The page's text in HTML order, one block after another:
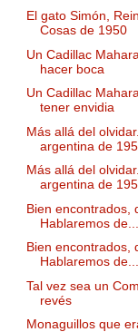
El gato Simón,
Cosas de 1950
Un Cadillac
hacer boca
Un Cadillac
tener envidia
Más allá del
argentina de
Más allá del
argentina de
Bien encontrados,
Hablaremos de...
Bien encontrados,
Hablaremos de...
Tal vez sea un
revés
Monaguillos que